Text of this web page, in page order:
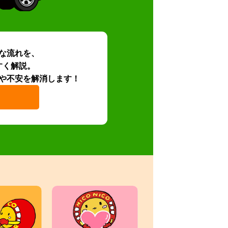
流れを、
解説。
不安を解消します！